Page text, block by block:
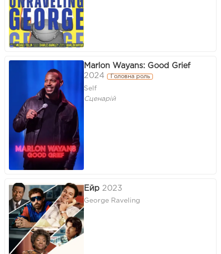
Marlon Wayans: Good Grief
2024
Головна роль
Self
Сценарій
Ейр 2023
George Raveling